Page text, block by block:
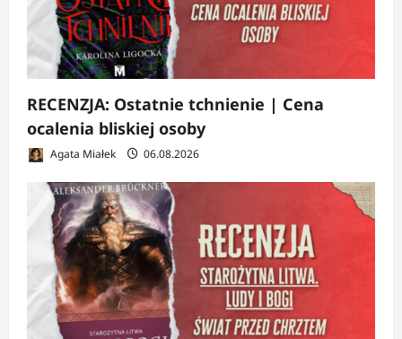
RECENZJA: Ostatnie tchnienie | Cena
ocalenia bliskiej osoby
Agata Miałek 06.08.2026